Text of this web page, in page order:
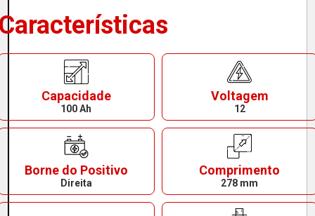
Capacidade
100 Ah
Voltagem
12
Borne do Positivo
Direita
Comprimento
278 mm